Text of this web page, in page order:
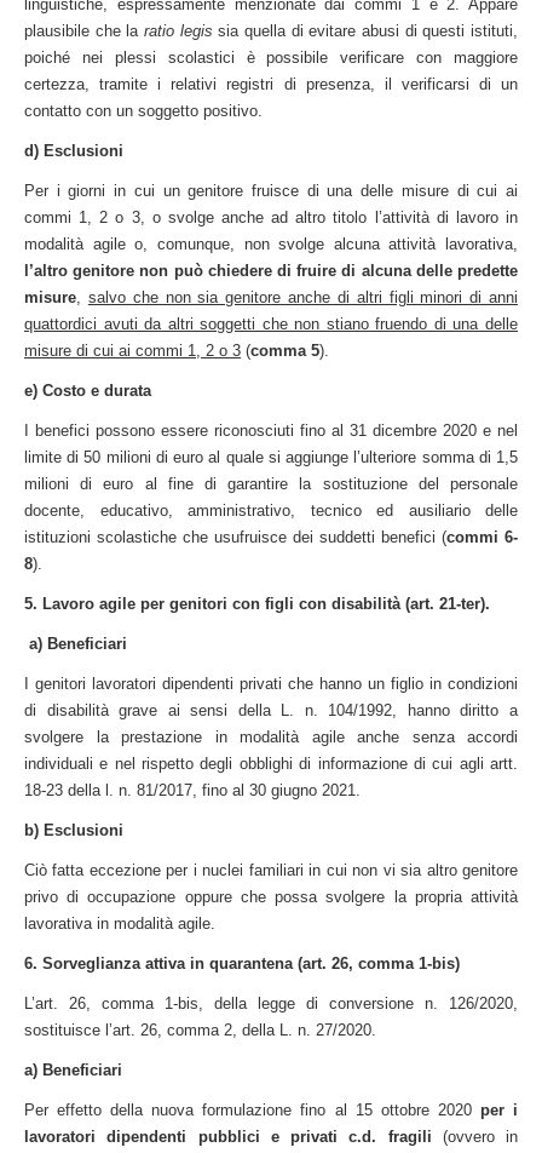
linguistiche, espressamente menzionate dai commi 1 e 2. Appare
plausibile che la ratio legissia quella di evitare abusi di questi istituti,
poiché nei plessi scolastici è possibile verificare con maggiore
certezza, tramite i relativi registri di presenza, il verificarsi di un
contatto con un soggetto positivo.
d) Esclusioni
Per i giorni in cui un genitore fruisce di una delle misure di cui ai
commi 1, 2 o 3, o svolge anche ad altro titolo l’attività di lavoro in
modalità agile o, comunque, non svolge alcuna attività lavorativa,
l’altro genitore non può chiedere di fruire di alcuna delle predette
misure, salvo che non sia genitore anche di altri figli minori di anni
quattordici avuti da altri soggetti che non stiano fruendo di una delle
misure di cui ai commi 1, 2 o 3 (comma 5).
e) Costo e durata
I benefici possono essere riconosciuti fino al 31 dicembre 2020 e nel
limite di 50 milioni di euro al quale si aggiunge l’ulteriore somma di 1,5
milioni di euro al fine di garantire la sostituzione del personale
docente, educativo, amministrativo, tecnico ed ausiliario delle
istituzioni scolastiche che usufruisce dei suddetti benefici (commi 6-
8).
5. Lavoro agile per genitori con figli con disabilità (art. 21-ter).
a) Beneficiari
I genitori lavoratori dipendenti privati che hanno un figlio in condizioni
di disabilità grave ai sensi della L. n. 104/1992, hanno diritto a
svolgere la prestazione in modalità agile anche senza accordi
individuali e nel rispetto degli obblighi di informazione di cui agli artt.
18-23 della l. n. 81/2017, fino al 30 giugno 2021.
b) Esclusioni
Ciò fatta eccezione per i nuclei familiari in cui non vi sia altro genitore
privo di occupazione oppure che possa svolgere la propria attività
lavorativa in modalità agile.
6. Sorveglianza attiva in quarantena (art. 26, comma 1-bis)
L’art. 26, comma 1-bis, della legge di conversione n. 126/2020,
sostituisce l’art. 26, comma 2, della L. n. 27/2020.
a) Beneficiari
Per effetto della nuova formulazione fino al 15 ottobre 2020 per i
lavoratori dipendenti pubblici e privati c.d. fragili (ovvero in